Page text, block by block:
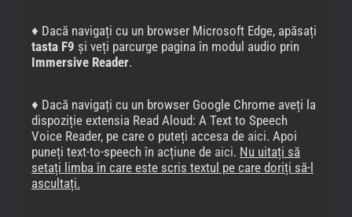
♦ Dacă navigați cu un browser Microsoft Edge, apăsați
tasta F9 și veți parcurge pagina în modul audio prin
Immersive Reader.
♦ Dacă navigați cu un browser Google Chrome aveți la
dispoziție extensia Read Aloud: A Text to Speech
Voice Reader, pe care o puteți accesa de aici. Apoi
puneți text-to-speech în acțiune de aici. Nu uitați să
setați limba în care este scris textul pe care doriți să-l
ascultați.